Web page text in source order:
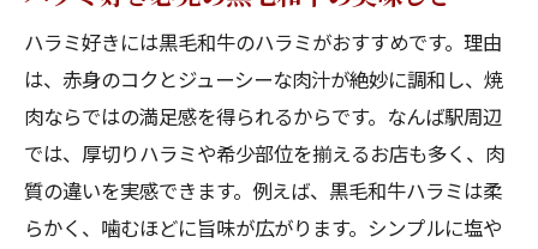
ハラミ好きには黒毛和牛のハラミがおすすめです。理由
は、赤身のコクとジューシーな肉汁が絶妙に調和し、焼
肉ならではの満足感を得られるからです。なんば駅周辺
では、厚切りハラミや希少部位を揃えるお店も多く、肉
質の違いを実感できます。例えば、黒毛和牛ハラミは柔
らかく、噛むほどに旨味が広がります。シンプルに塩や